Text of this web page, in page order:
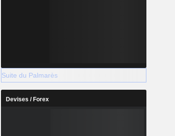
Suite du Palmarès
Devises / Forex